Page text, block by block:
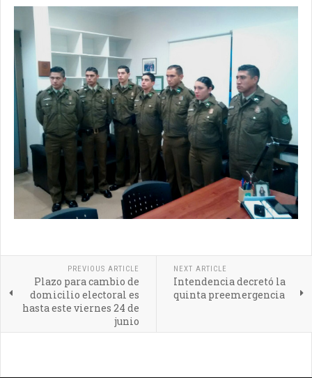
PREVIOUS ARTICLE
Plazo para cambio de
domicilio electoral es
hasta este viernes 24 de
junio
NEXT ARTICLE
Intendencia decretó la
quinta preemergencia